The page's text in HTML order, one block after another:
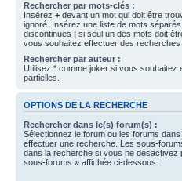
Rechercher par mots-clés :
Insérez + devant un mot qui doit être
ignoré. Insérez une liste de mots
discontinues | si seul un des mots doit
vous souhaitez effectuer des recherches
Rechercher par auteur :
Utilisez * comme joker si vous souhaitez
partielles.
OPTIONS DE LA RECHERCHE
Rechercher dans le(s) forum(s) :
Sélectionnez le forum ou les forums
effectuer une recherche. Les sous-
dans la recherche si vous ne désactivez
sous-forums » affichée ci-dessous.